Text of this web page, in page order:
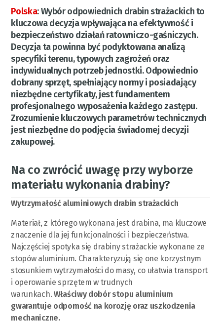
Polska:Wybór odpowiednich drabin strażackich to
kluczowa decyzja wpływająca na efektywność i
bezpieczeństwo działań ratowniczo-gaśniczych.
Decyzja ta powinna być podyktowana analizą
specyfiki terenu, typowych zagrożeń oraz
indywidualnych potrzeb jednostki. Odpowiednio
dobrany sprzęt, spełniający normy i posiadający
niezbędne certyfikaty, jest fundamentem
profesjonalnego wyposażenia każdego zastępu.
Zrozumienie kluczowych parametrów technicznych
jest niezbędne do podjęcia świadomej decyzji
zakupowej.
Na co zwrócić uwagę przy wyborze
materiału wykonania drabiny?
Wytrzymałość aluminiowych drabin strażackich
Materiał, z którego wykonana jest drabina, ma kluczowe
znaczenie dla jej funkcjonalności i bezpieczeństwa.
Najczęściej spotyka się drabiny strażackie wykonane ze
stopów aluminium. Charakteryzują się one korzystnym
stosunkiem wytrzymałości do masy, co ułatwia transport
i operowanie sprzętem w trudnych
warunkach. Właściwy dobór stopu aluminium
gwarantuje odporność na korozję oraz uszkodzenia
mechaniczne.